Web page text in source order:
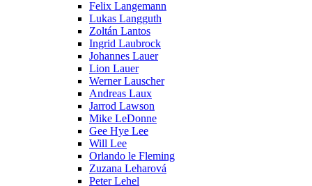
Felix Langemann
Lukas Langguth
Zoltán Lantos
Ingrid Laubrock
Johannes Lauer
Lion Lauer
Werner Lauscher
Andreas Laux
Jarrod Lawson
Mike LeDonne
Gee Hye Lee
Will Lee
Orlando le Fleming
Zuzana Leharová
Peter Lehel